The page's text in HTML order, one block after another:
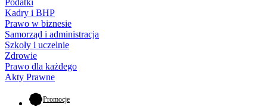
Podatki
Kadry i BHP
Prawo w biznesie
Samorząd i administracja
Szkoły i uczelnie
Zdrowie
Prawo dla każdego
Akty Prawne
Promocje- otwiera się w nowej karcie